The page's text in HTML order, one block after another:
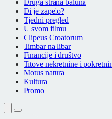
Druga strana baluna
Di je zapelo?
Tjedni pregled
U svom filmu
Clipeus Croatorum
Timbar na libar
Financije i društvo
Titove nekretnine i
Motus natura
Kultura
Promo